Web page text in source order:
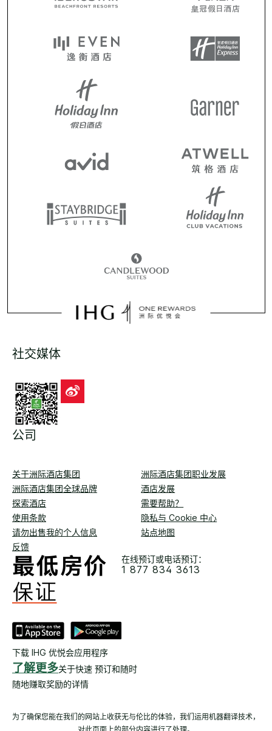
社交媒体
公司
关于洲际酒店集团
洲际酒店集团职业发展
洲际酒店集团全球品牌
酒店发展
探索酒店
需要帮助？
使用条款
隐私与 Cookie 中心
请勿出售我的个人信息
站点地图
反馈
在线预订或电话预订：
1 877 834 3613
下载 IHG 优悦会应用程序
了解更多关于快速 预订和随时
随地赚取奖励的详情
为了确保您能在我们的网站上收获无与伦比的体验，我们运用机器翻译技术，